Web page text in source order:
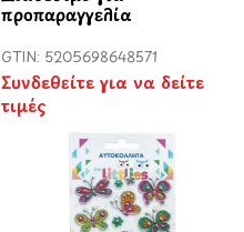
προπαραγγελία
GTIN: 5205698648571
Συνδεθείτε για να δείτε
τιμές